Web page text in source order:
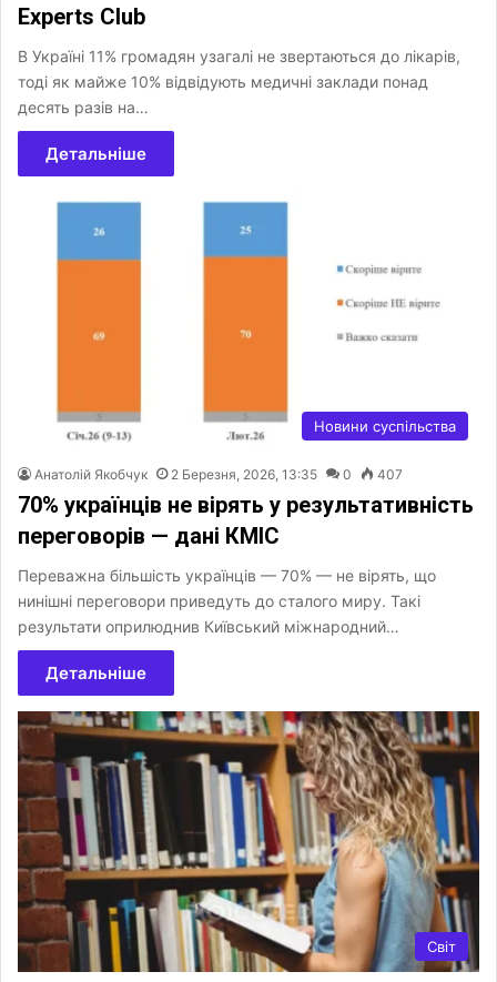
Experts Club
В Україні 11% громадян узагалі не звертаються до лікарів,
тоді як майже 10% відвідують медичні заклади понад
десять разів на…
Детальніше
Новини суспільства
Анатолій Якобчук 2 Березня, 2026, 13:35 0 407
70% українців не вірять у результативність
переговорів — дані КМІС
Переважна більшість українців — 70% — не вірять, що
нинішні переговори приведуть до сталого миру. Такі
результати оприлюднив Київський міжнародний…
Детальніше
Світ